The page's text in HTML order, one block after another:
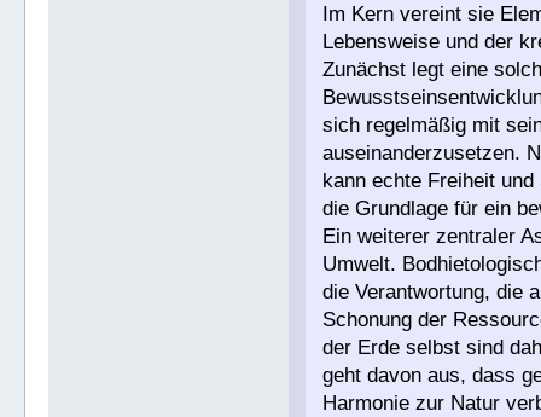
Im Kern vereint sie
Lebensweise und der
Zunächst legt eine
sich regelmäßig mit
auseinanderzusetzen.
kann echte Freiheit
die Grundlage für ein
Ein weiterer zentraler
Umwelt.
die Verantwortung, die
Schonung der
der Erde selbst sind
geht davon aus, dass
Harmonie zur Natur